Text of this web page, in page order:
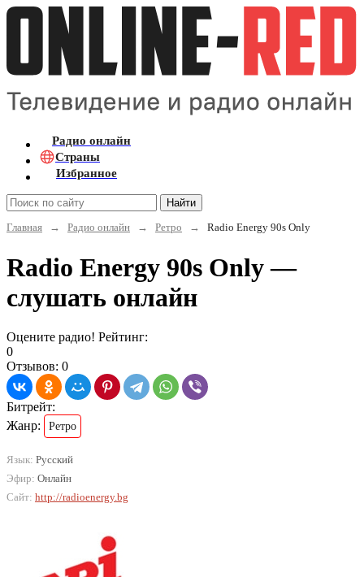
Радио онлайн
Страны
Избранное
Найти
Главная
→ Радио онлайн → Ретро → Radio Energy 90s Only
Radio Energy 90s Only —
слушать онлайн
Оцените радио! Рейтинг:
0
Отзывов: 0
Битрейт:
Жанр:
Ретро
Язык: Русский
Эфир: Онлайн
Сайт: http://radioenergy.bg